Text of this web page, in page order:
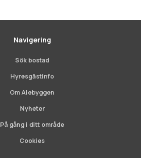
Navigering
Sök bostad
Hyresgästinfo
Om Alebyggen
Nyheter
På gång i ditt område
Cookies